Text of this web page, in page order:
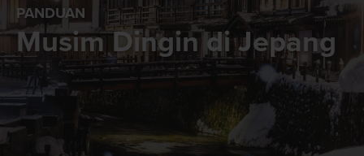
PANDUAN
Musim Dingin di Jepang